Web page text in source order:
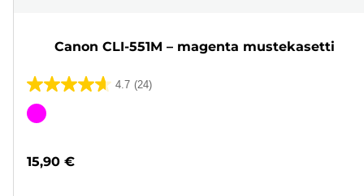
Canon CLI-551M – magenta mustekasetti
4.7 (24)
4.7/5
tähteä.
Värikasetti
15,90 €